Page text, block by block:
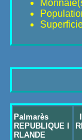
Palmarès
REPUBLIQUE I
RLANDE